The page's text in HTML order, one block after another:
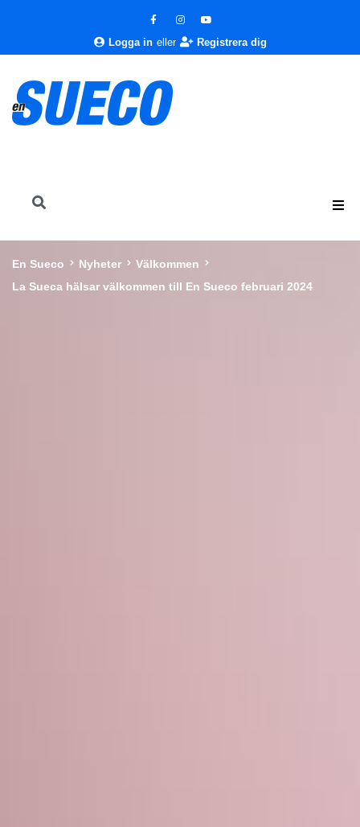
Logga in eller Registrera dig
En Sueco Nyheter
Välkommen
La Sueca hälsar välkommen till En Sueco februari 2024